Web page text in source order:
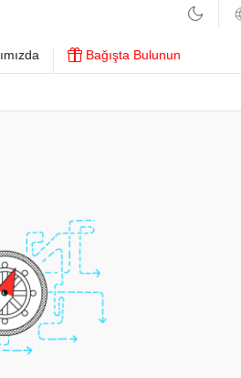
Bağışta Bulunun